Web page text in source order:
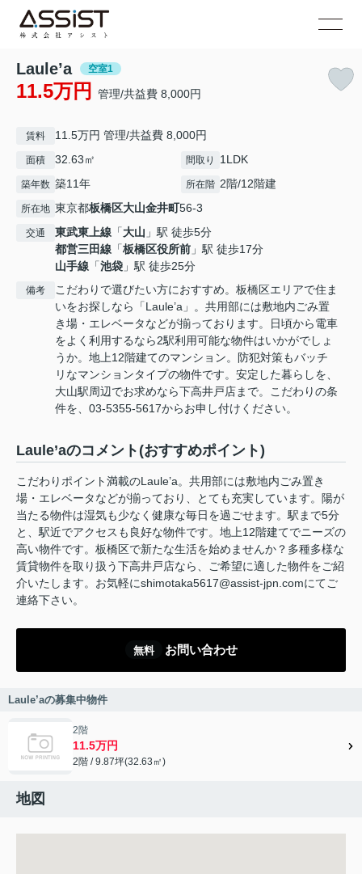
Laule’a 空室1
11.5万円 管理/共益費 8,000円
賃料 11.5万円 管理/共益費 8,000円
面積 32.63㎡ 間取り 1LDK
築年数 築11年 所在階 2階/12階建
所在地 東京都板橋区大山金井町56-3
交通 東武東上線 「大山 」駅 徒歩5分
都営三田線 「板橋区役所前 」駅 徒歩17分
山手線 「池袋 」駅 徒歩25分
備考
こだわりで選びたい方におすすめ。板橋区エリアで住ま
いをお探しなら「Laule’a」。共用部には敷地内ごみ置
き場・エレベータなどが揃っております。日頃から電車
をよく利用するなら2駅利用可能な物件はいかがでしょ
うか。地上12階建てのマンション。防犯対策もバッチ
リなマンションタイプの物件です。安定した暮らしを、
大山駅周辺でお求めなら下高井戸店まで。こだわりの条
件を、03-5355-5617からお申し付けください。
Laule’aのコメント(おすすめポイント)
こだわりポイント満載のLaule’a。共用部には敷地内ごみ置き
場・エレベータなどが揃っており、とても充実しています。陽が
当たる物件は湿気も少なく健康な毎日を過ごせます。駅まで5分
と、駅近でアクセスも良好な物件です。地上12階建てでニーズの
高い物件です。板橋区で新たな生活を始めませんか？多種多様な
賃貸物件を取り扱う下高井戸店なら、ご希望に適した物件をご紹
介いたします。お気軽にshimotaka5617@assist-jpn.comにてご
連絡下さい。
無料 お問い合わせ
Laule’aの募集中物件
2階
11.5万円
2階 / 9.87坪(32.63㎡)
地図